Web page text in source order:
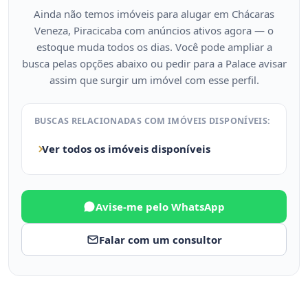
Ainda não temos imóveis para alugar em Chácaras
Veneza, Piracicaba com anúncios ativos agora — o
estoque muda todos os dias. Você pode ampliar a
busca pelas opções abaixo ou pedir para a Palace avisar
assim que surgir um imóvel com esse perfil.
BUSCAS RELACIONADAS COM IMÓVEIS DISPONÍVEIS:
Ver todos os imóveis disponíveis
Avise-me pelo WhatsApp
Falar com um consultor